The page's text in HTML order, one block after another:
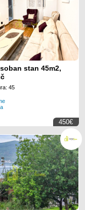
stan 45m2,
45
450€